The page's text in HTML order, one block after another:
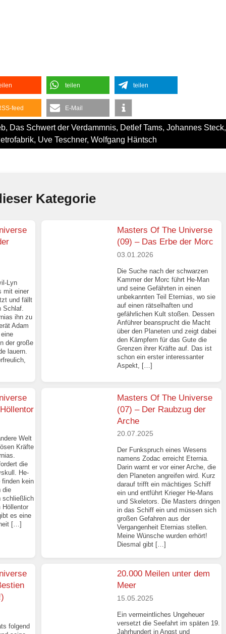
teilen teilen
feed E-Mail
, Das Schwert der Verdammnis, Detlef Tams, Johannes Steck,
, Uve Teschner, Wolfgang Häntsch
Kategorie
Lyn
mit einer
und fällt
Schlaf.
ihn zu
Adam
der große
lauern.
Masters Of The Universe
(09) – Das Erbe der Morc
03.01.2026
Die Suche nach der schwarzen
Kammer der Morc führt He-Man
und seine Gefährten in einen
unbekannten Teil Eternias, wo sie
auf einen rätselhaften und
gefährlichen Kult stoßen. Dessen
Anführer beansprucht die Macht
über den Planeten und zeigt dabei
den Kämpfern für das Gute die
Grenzen ihrer Kräfte auf. Das ist
schon ein erster interessanter
Aspekt, […]
Welt
Kräfte
die
He-
finden kein
die
schließlich
Höllentor
es eine
[…]
Masters Of The Universe
(07) – Der Raubzug der
Arche
20.07.2025
Der Funkspruch eines Wesens
namens Zodac erreicht Eternia.
Darin warnt er vor einer Arche, die
den Planeten angreifen wird. Kurz
darauf trifft ein mächtiges Schiff
ein und entführt Krieger He-Mans
und Skeletors. Die Masters dringen
in das Schiff ein und müssen sich
großen Gefahren aus der
Vergangenheit Eternias stellen.
Meine Wünsche wurden erhört!
Diesmal gibt […]
folgend
20.000 Meilen unter dem
Meer
15.05.2025
Ein vermeintliches Ungeheuer
versetzt die Seefahrt im späten 19.
Jahrhundert in Angst und